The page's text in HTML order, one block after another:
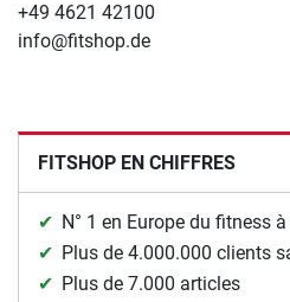
+49 4621 42100
info@fitshop.de
FITSHOP EN CHIFFRES
N° 1 en Europe du fitness
Plus de 4.000.000 clients
Plus de 7.000 articles